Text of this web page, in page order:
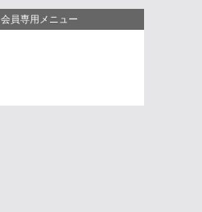
会員専用メニュー